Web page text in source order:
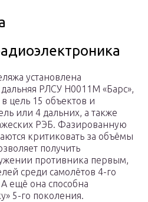
установлена
РЛСУ Н0011М «Барс»,
в цель 15 объектов и
или 4 дальних, а также
РЭБ. Фазированную
критиковать за объёмы
получить
противника первым,
среди самолётов 4-го
ещё она способна
5-го поколения.